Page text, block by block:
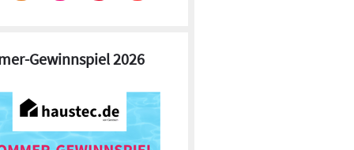
Gewinnspiel 2026